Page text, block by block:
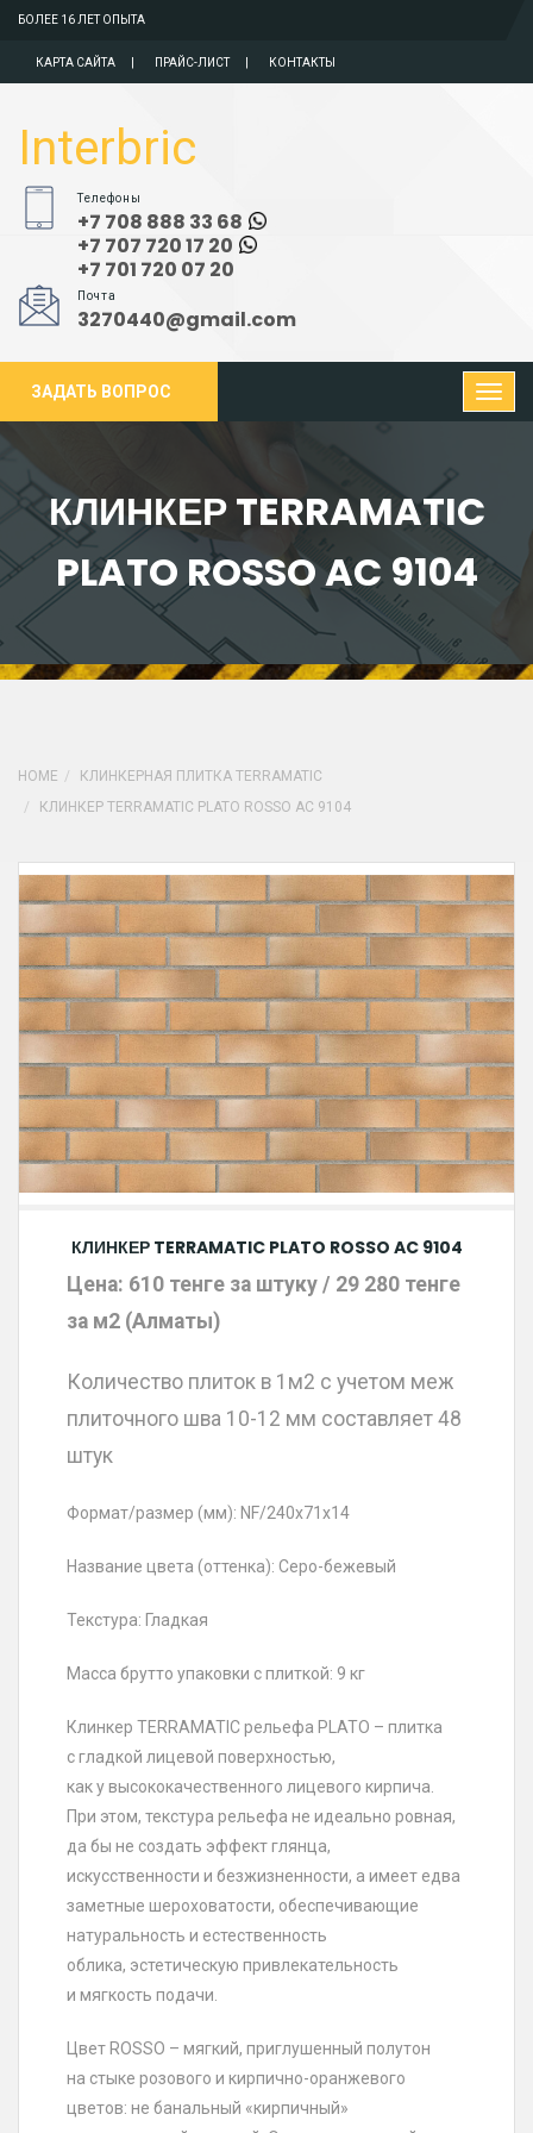
БОЛЕЕ 16 ЛЕТ ОПЫТА
КАРТА САЙТА ПРАЙС-ЛИСТ КОНТАКТЫ
Interbric
Телефоны
+7 708 888 33 68
+7 707 720 17 20
+7 701 720 07 20
Почта
3270440@gmail.com
ЗАДАТЬ ВОПРОС
КЛИНКЕР TERRAMATIC
PLATO ROSSO AC 9104
HOME
КЛИНКЕРНАЯ ПЛИТКА TERRAMATIC
КЛИНКЕР TERRAMATIC PLATO ROSSO AC 9104
КЛИНКЕР TERRAMATIC PLATO ROSSO AC 9104
Цена: 610 тенге за штуку / 29 280 тенге
за м2 (Алматы)
Количество плиток в 1м2 с учетом меж
плиточного шва 10-12 мм составляет 48
штук
Формат/размер (мм): NF/240х71х14
Название цвета (оттенка): Серо-бежевый
Текстура: Гладкая
Масса брутто упаковки с плиткой: 9 кг
Клинкер TERRAMATIC рельефа PLATO – плитка
с гладкой лицевой поверхностью,
как у высококачественного лицевого кирпича.
При этом, текстура рельефа не идеально ровная,
да бы не создать эффект глянца,
искусственности и безжизненности, а имеет едва
заметные шероховатости, обеспечивающие
натуральность и естественность
облика, эстетическую привлекательность
и мягкость подачи.
Цвет ROSSO – мягкий, приглушенный полутон
на стыке розового и кирпично-оранжевого
цветов: не банальный «кирпичный»